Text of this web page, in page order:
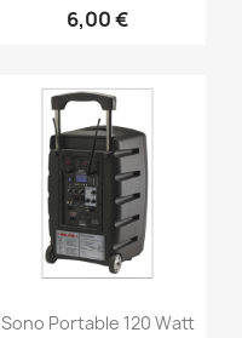
6,00 €
 Aperçu rapide
Sono Portable 120 Watt